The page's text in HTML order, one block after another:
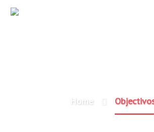
Home